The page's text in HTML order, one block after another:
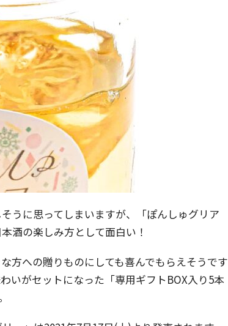
うに思ってしまいますが、「ぽんしゅグリア
酒の楽しみ方として面白い！
方への贈りものにしても喜んでもらえそうです
いがセットになった「専用ギフトBOX入り5本